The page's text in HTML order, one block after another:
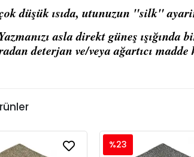
düşük ısıda, utunuzun "silk"
asla direkt güneş ışığında
deterjan ve/veya ağartıcı
%23